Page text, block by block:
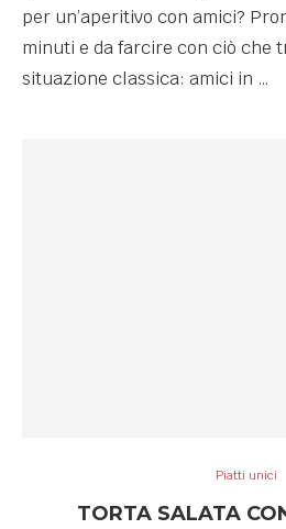
per un’aperitivo con amici?
minuti e da farcire con ciò che
situazione classica: amici in …
Piatti unici
TORTA SALATA